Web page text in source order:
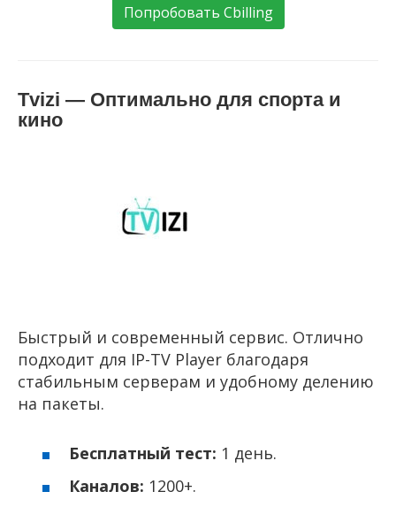
Попробовать Cbilling
Tvizi — Оптимально для спорта и
кино
Быстрый и современный сервис. Отлично
подходит для IP-TV Player благодаря
стабильным серверам и удобному делению
на пакеты.
Бесплатный тест: 1 день.
Каналов: 1200+.